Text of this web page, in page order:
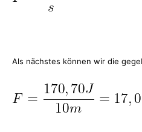
Als nächstes können wir die